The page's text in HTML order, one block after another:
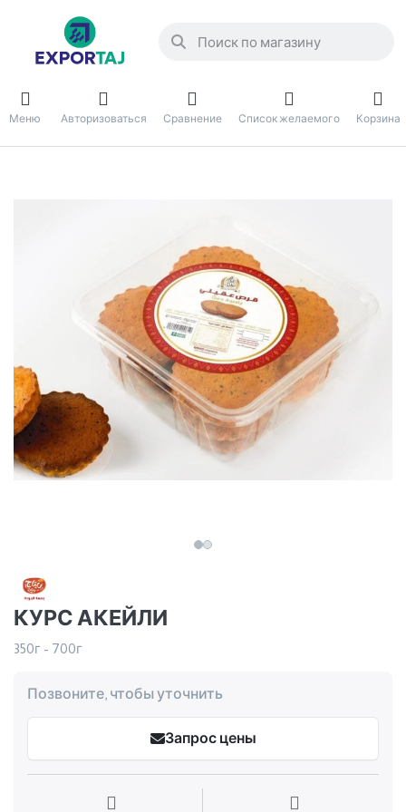
Меню Авторизоваться Сравнение Список желаемого Корзина
КУРС АКЕЙЛИ
350г - 700г
Позвоните, чтобы уточнить
Запрос цены